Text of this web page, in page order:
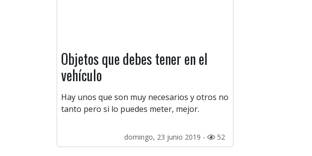
Objetos que debes tener en el
vehículo
Hay unos que son muy necesarios y otros no
tanto pero si lo puedes meter, mejor.
domingo, 23 junio 2019 - 52